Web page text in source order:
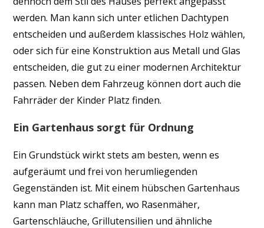
werden. Man kann sich unter etlichen Dachtypen
entscheiden und außerdem klassisches Holz wählen,
oder sich für eine Konstruktion aus Metall und Glas
entscheiden, die gut zu einer modernen Architektur
passen. Neben dem Fahrzeug können dort auch die
Fahrräder der Kinder Platz finden.
Ein Gartenhaus sorgt für Ordnung
Ein Grundstück wirkt stets am besten, wenn es
aufgeräumt und frei von herumliegenden
Gegenständen ist. Mit einem hübschen Gartenhaus
kann man Platz schaffen, wo Rasenmäher,
Gartenschläuche, Grillutensilien und ähnliche